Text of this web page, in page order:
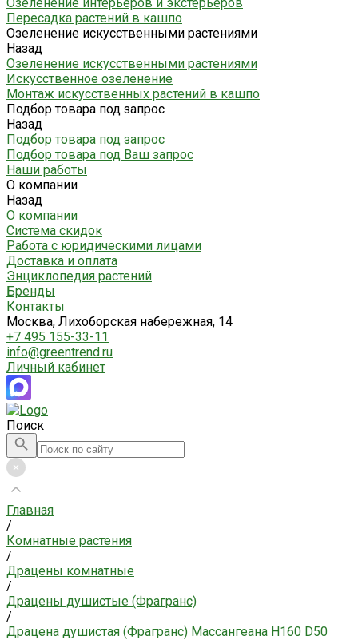
Пересадка растений в кашпо
Озеленение искусственными растениями
Назад
Озеленение искусственными растениями
Искусственное озеленение
Монтаж искусственных растений в кашпо
Подбор товара под запрос
Назад
Подбор товара под запрос
Подбор товара под Ваш запрос
Наши работы
О компании
Назад
О компании
Система скидок
Работа с юридическими лицами
Доставка и оплата
Энциклопедия растений
Бренды
Контакты
Москва, Лихоборская набережная, 14
+7 495 155-33-11
info@greentrend.ru
Личный кабинет
Поиск
Главная
/
Комнатные растения
/
Драцены комнатные
/
Драцены душистые (Фрагранс)
/
Драцена душистая (Фрагранс) Массангеана H160 D50